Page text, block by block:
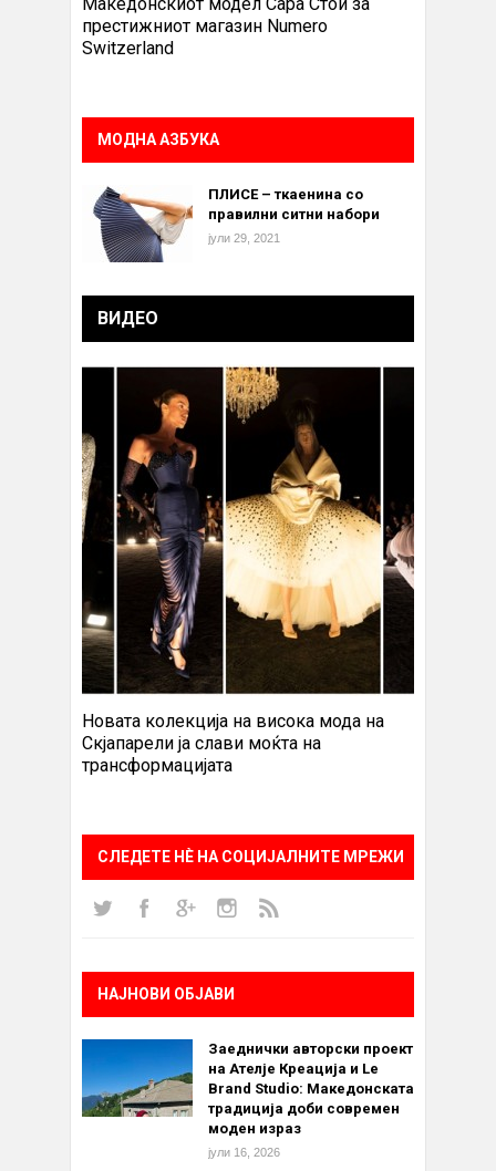
престижниот магазин Numero
Switzerland
МОДНА АЗБУКА
ПЛИСЕ – ткаенина со
правилни ситни набори
јули 29, 2021
ВИДЕО
Новата колекција на висока мода на
Скјапарели ја слави моќта на
трансформацијата
СЛЕДЕТЕ НÈ НА СОЦИЈАЛНИТЕ МРЕЖИ
НАЈНОВИ ОБЈАВИ
Заеднички авторски проект
на Ателје Креација и Le
Brand Studio: Македонската
традиција доби современ
моден израз
јули 16, 2026